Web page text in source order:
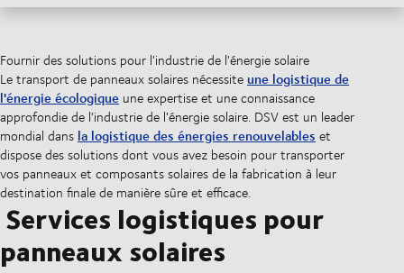
Fournir des solutions pour l'industrie de l'énergie solaire
Le transport de panneaux solaires nécessiteune logistique de
l'énergie écologique une expertise et une connaissance
approfondie de l'industrie de l'énergie solaire. DSV est un leader
mondial dans la logistique des énergies renouvelables et
dispose des solutions dont vous avez besoin pour transporter
vos panneaux et composants solaires de la fabrication à leur
destination finale de manière sûre et efficace.
Services logistiques pour
panneaux solaires